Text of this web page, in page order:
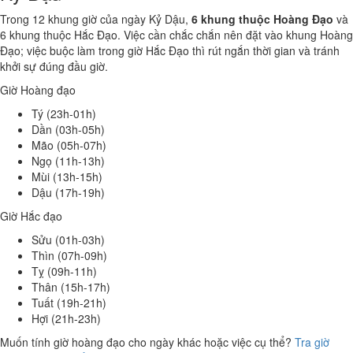
Trong 12 khung giờ của ngày Kỷ Dậu, 6 khung thuộc Hoàng Đạo và
6 khung thuộc Hắc Đạo. Việc cần chắc chắn nên đặt vào khung Hoàng
Đạo; việc buộc làm trong giờ Hắc Đạo thì rút ngắn thời gian và tránh
khởi sự đúng đầu giờ.
Giờ Hoàng đạo
Tý (23h-01h)
Dần (03h-05h)
Mão (05h-07h)
Ngọ (11h-13h)
Mùi (13h-15h)
Dậu (17h-19h)
Giờ Hắc đạo
Sửu (01h-03h)
Thìn (07h-09h)
Tỵ (09h-11h)
Thân (15h-17h)
Tuất (19h-21h)
Hợi (21h-23h)
Muốn tính giờ hoàng đạo cho ngày khác hoặc việc cụ thể? Tra giờ